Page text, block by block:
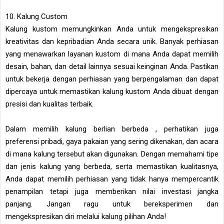
10. Kalung Custom
Kalung kustom memungkinkan Anda untuk mengekspresikan
kreativitas dan kepribadian Anda secara unik. Banyak perhiasan
yang menawarkan layanan kustom di mana Anda dapat memilih
desain, bahan, dan detail lainnya sesuai keinginan Anda. Pastikan
untuk bekerja dengan perhiasan yang berpengalaman dan dapat
dipercaya untuk memastikan kalung kustom Anda dibuat dengan
presisi dan kualitas terbaik.
Dalam memilih kalung berlian berbeda , perhatikan juga
preferensi pribadi, gaya pakaian yang sering dikenakan, dan acara
di mana kalung tersebut akan digunakan. Dengan memahami tipe
dan jenis kalung yang berbeda, serta memastikan kualitasnya,
Anda dapat memilih perhiasan yang tidak hanya mempercantik
penampilan tetapi juga memberikan nilai investasi jangka
panjang. Jangan ragu untuk bereksperimen dan
mengekspresikan diri melalui kalung pilihan Anda!